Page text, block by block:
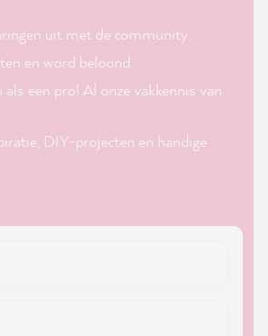
uit met de community.
en word beloond.
als een pro! Al onze vakkennis van
DIY-projecten en handige